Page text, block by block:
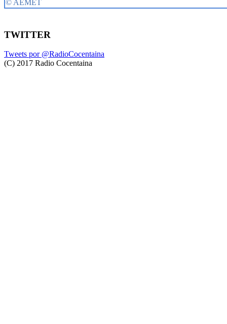
TWITTER
Tweets por @RadioCocentaina
(C) 2017 Radio Cocentaina